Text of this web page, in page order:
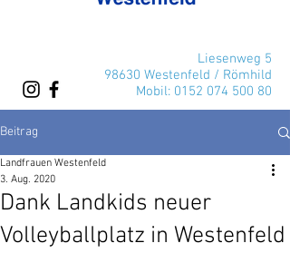
Liesenweg 5
98630 Westenfeld / Römhild
Mobil: 0152 074 500 80
Beitrag
Dank Landkids neuer
Volleyballplatz in Westenfeld
Landfrauen Westenfeld
3. Aug. 2020